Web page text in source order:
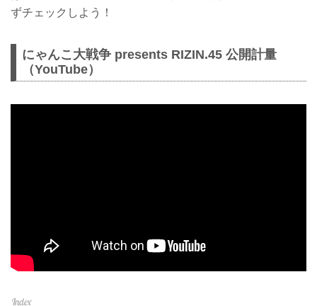
ずチェックしよう！
にゃんこ大戦争 presents RIZIN.45 公開計量
（YouTube）